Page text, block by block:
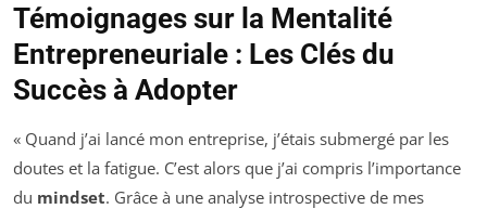
Témoignages sur la Mentalité
Entrepreneuriale : Les Clés du
Succès à Adopter
« Quand j’ai lancé mon entreprise, j’étais submergé par les
doutes et la fatigue. C’est alors que j’ai compris l’importance
du mindset. Grâce à une analyse introspective de mes